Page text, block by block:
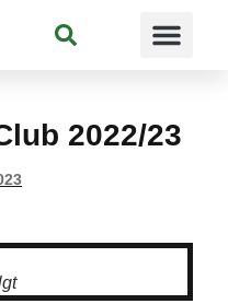
Suchen
2022/23